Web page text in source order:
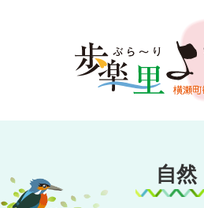
文
キ
フォトア
自然